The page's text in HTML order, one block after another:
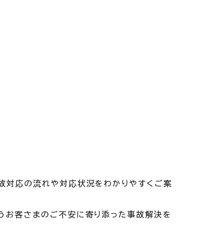
対応の流れや対応状況をわかりやすくご案
お客さまのご不安に寄り添った事故解決を